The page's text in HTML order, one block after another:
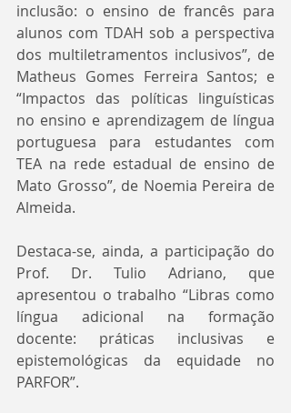
inclusão: o ensino de francês para
alunos com TDAH sob a perspectiva
dos multiletramentos inclusivos”, de
Matheus Gomes Ferreira Santos; e
“Impactos das políticas linguísticas
no ensino e aprendizagem de língua
portuguesa para estudantes com
TEA na rede estadual de ensino de
Mato Grosso”, de Noemia Pereira de
Almeida.
Destaca-se, ainda, a participação do
Prof. Dr. Tulio Adriano, que
apresentou o trabalho “Libras como
língua adicional na formação
docente: práticas inclusivas e
epistemológicas da equidade no
PARFOR”.